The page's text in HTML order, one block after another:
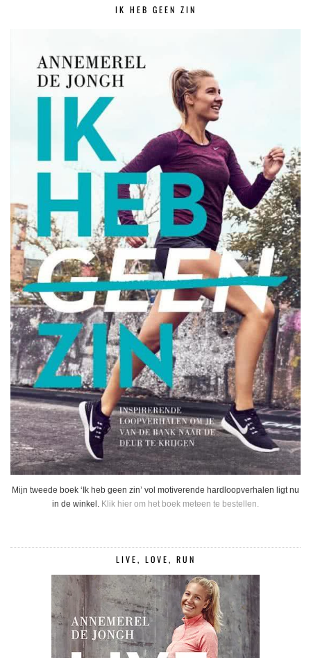
IK HEB GEEN ZIN
Mijn tweede boek ‘Ik heb geen zin’ vol motiverende hardloopverhalen ligt nu
in de winkel. Klik hier om het boek meteen te bestellen.
LIVE, LOVE, RUN